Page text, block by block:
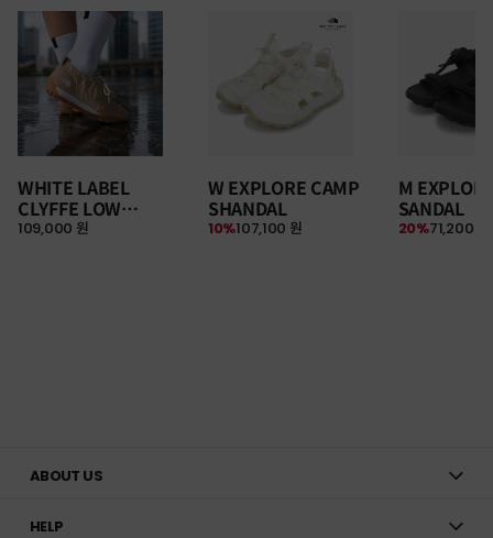
WHITE LABEL
CLYFFE LOW
SNEAKERS
109,000 원
W EXPLORE CAMP
SHANDAL
107,100 원
10%
M
SANDAL
71,200 원
20%
ABOUT US
HELP